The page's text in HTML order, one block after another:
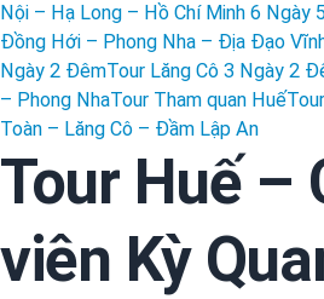
Nội – Hạ Long – Hồ Chí Minh 6 Ngày
Đồng Hới – Phong Nha – Địa Đạo
Ngày 2 ĐêmTour Lăng Cô 3 Ngày 2
– Phong NhaTour Tham quan Huế
Toàn – Lăng Cô – Đầm Lập An
Tour Huế –
viên Kỳ